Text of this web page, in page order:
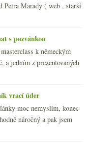
Petra Marady ( web , starší
s pozvánkou
k německým
a jedním z prezentovaných
vrací úder
moc nemyslím, konec
náročný a pak jsem